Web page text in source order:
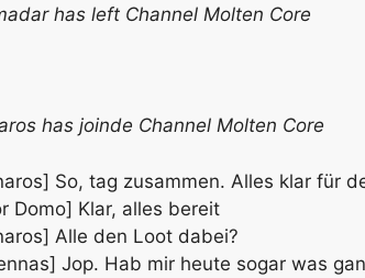
has left Channel Molten Core
has joinde Channel Molten Core
So, tag zusammen. Alles klar für
Domo] Klar, alles bereit
Alle den Loot dabei?
Jop. Hab mir heute sogar was